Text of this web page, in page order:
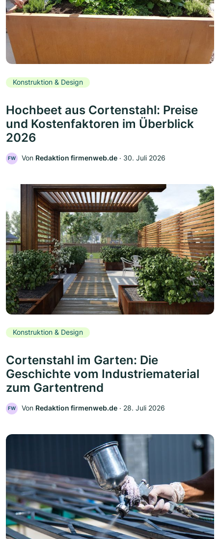
Konstruktion & Design
Hochbeet aus Cortenstahl: Preise
und Kostenfaktoren im Überblick
2026
FW Von Redaktion firmenweb.de ‧ 30. Juli 2026
Konstruktion & Design
Cortenstahl im Garten: Die
Geschichte vom Industriematerial
zum Gartentrend
FW Von Redaktion firmenweb.de ‧ 28. Juli 2026